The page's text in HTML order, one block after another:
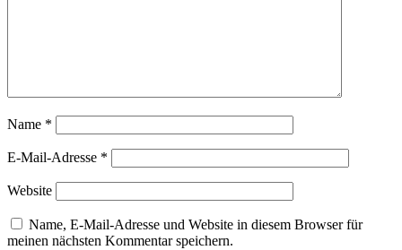
Name *
E-Mail-Adresse *
Website
Name, E-Mail-Adresse und Website in diesem Browser für
meinen nächsten Kommentar speichern.